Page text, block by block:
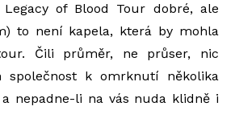
of Blood Tour dobré, ale
to není kapela, která by mohla
Čili průměr, ne průser, nic
společnost k omrknutí několika
nepadne-li na vás nuda klidně i